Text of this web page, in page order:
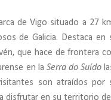
de Vigo situado a 27
de Galicia. Destaca
que hace de frontera
en la Serra do Suído
son atraídos por
disfrutar en su territorio